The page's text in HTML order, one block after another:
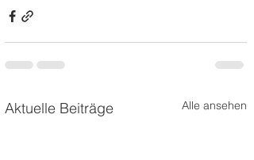
Aktuelle Beiträge Alle ansehen